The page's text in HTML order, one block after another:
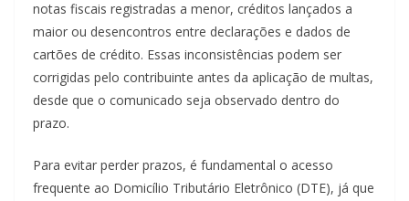
notas fiscais registradas a menor, créditos lançados a
maior ou desencontros entre declarações e dados de
cartões de crédito. Essas inconsistências podem ser
corrigidas pelo contribuinte antes da aplicação de multas,
desde que o comunicado seja observado dentro do
prazo.
Para evitar perder prazos, é fundamental o acesso
frequente ao Domicílio Tributário Eletrônico (DTE), já que